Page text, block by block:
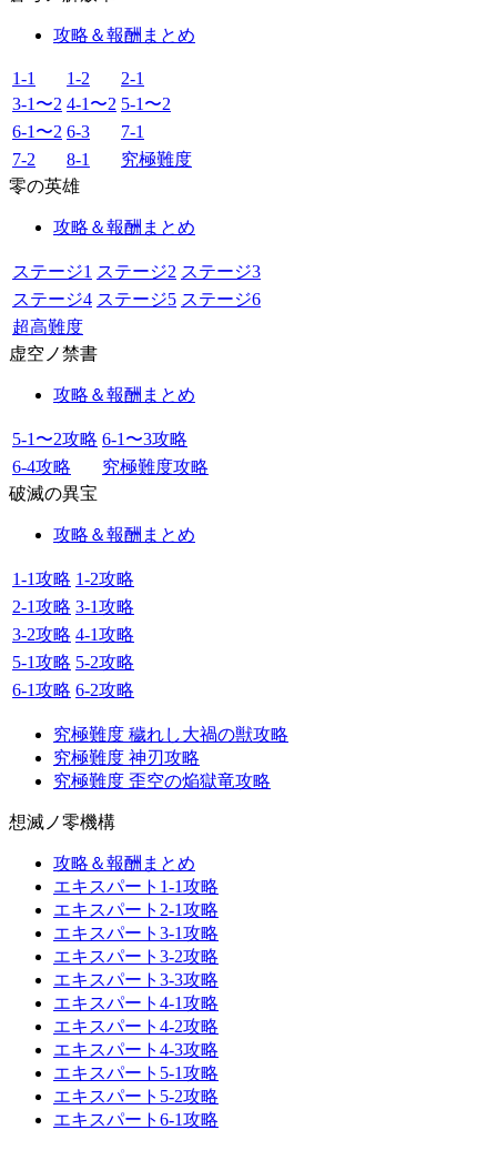
攻略＆報酬まとめ
1-1 1-2
2-1
3-1〜2 4-1〜2 5-1〜2
6-1〜2 6-3
7-1
7-2
8-1
究極難度
零の英雄
攻略＆報酬まとめ
ステージ1 ステージ2 ステージ3
ステージ4 ステージ5 ステージ6
超高難度
虚空ノ禁書
攻略＆報酬まとめ
5-1〜2攻略 6-1〜3攻略
6-4攻略
究極難度攻略
破滅の異宝
攻略＆報酬まとめ
1-1攻略 1-2攻略
2-1攻略 3-1攻略
3-2攻略 4-1攻略
5-1攻略 5-2攻略
6-1攻略 6-2攻略
究極難度 穢れし大禍の獣攻略
究極難度 神刃攻略
究極難度 歪空の焔獄竜攻略
想滅ノ零機構
攻略＆報酬まとめ
エキスパート1-1攻略
エキスパート2-1攻略
エキスパート3-1攻略
エキスパート3-2攻略
エキスパート3-3攻略
エキスパート4-1攻略
エキスパート4-2攻略
エキスパート4-3攻略
エキスパート5-1攻略
エキスパート5-2攻略
エキスパート6-1攻略